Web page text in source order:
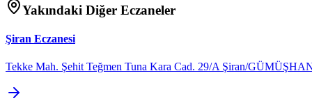
Yakındaki Diğer Eczaneler
Şiran Eczanesi
Tekke Mah. Şehit Teğmen Tuna Kara Cad. 29/A Şiran/